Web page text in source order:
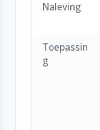
Naleving
Toepassin
g